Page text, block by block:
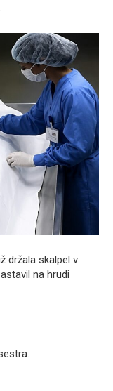
držala skalpel v
na hrudi